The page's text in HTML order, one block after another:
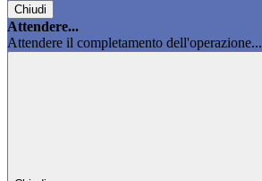
Chiudi
Attendere...
Attendere il completamento dell'operazione...